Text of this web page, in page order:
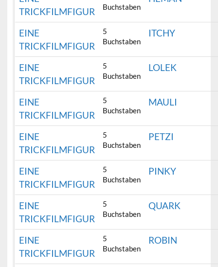
TRICKFILMFIGUR
Buchstaben
EINE
TRICKFILMFIGUR
5
Buchstaben
ITCHY
EINE
TRICKFILMFIGUR
5
Buchstaben
LOLEK
EINE
TRICKFILMFIGUR
5
Buchstaben
MAULI
EINE
TRICKFILMFIGUR
5
Buchstaben
PETZI
EINE
TRICKFILMFIGUR
5
Buchstaben
PINKY
EINE
TRICKFILMFIGUR
5
Buchstaben
QUARK
EINE
TRICKFILMFIGUR
5
Buchstaben
ROBIN